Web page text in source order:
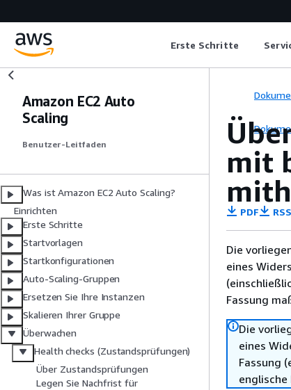
Erste Schritte
Amazon EC2 Auto
Scaling
Benutzer-Leitfaden
Was ist Amazon EC2 Auto Scaling?
Einrichten
Erste Schritte
Startvorlagen
Startkonfigurationen
Auto-Scaling-Gruppen
Ersetzen Sie Ihre Instanzen
Skalieren Ihrer Gruppe
Überwachen
Health checks (Zustandsprüfungen)
Über Zustandsprüfungen
Legen Sie Nachfrist für
mit
PDF RSS
Die
eines
Fassung
Die
eines
Fassung
englische